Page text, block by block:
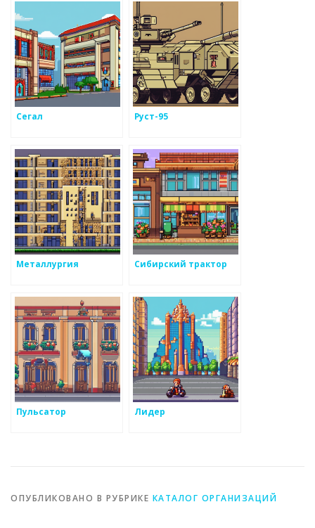
Сегал Руст-95
Металлургия Сибирский трактор
Пульсатор Лидер
ОПУБЛИКОВАНО В РУБРИКЕ КАТАЛОГ ОРГАНИЗАЦИЙ